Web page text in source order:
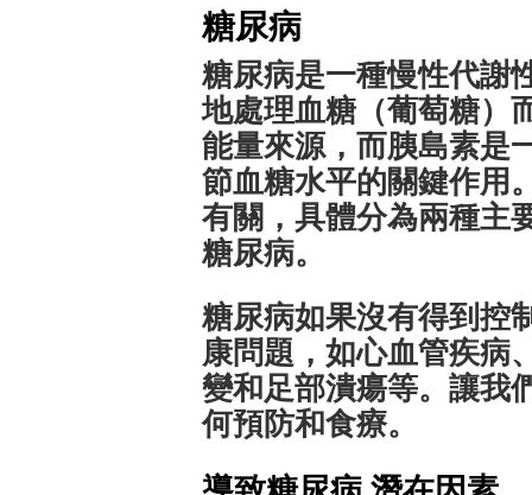
糖尿病
糖尿病是一種慢性代謝
地處理血糖（葡萄糖）
能量來源，而胰島素是
節血糖水平的關鍵作用
有關，具體分為兩種主
糖尿病。
糖尿病如果沒有得到控
康問題，如心血管疾病
變和足部潰瘍等。讓我
何預防和食療。